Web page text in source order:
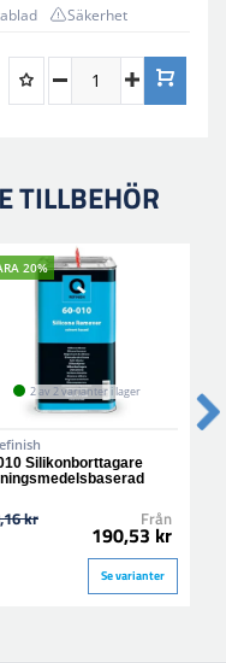
Säkerhet
TILLBEHÖR
20%
2 av 2 varianter i lager
Silikonborttagare
kr Från
190,53 kr
Se varianter